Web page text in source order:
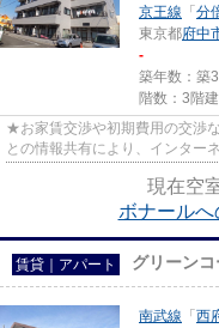
京王線 「 分
東京都府中
-
築年数：築
階数：3階建
★お家賃交渉や初期費用の交渉
との情報共有により、インター
現在空
ボナール
賃貸｜アパート グリーン
南武線 「 西